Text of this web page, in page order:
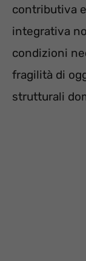
contributiva
integrativa
condizioni
fragilità di
strutturali